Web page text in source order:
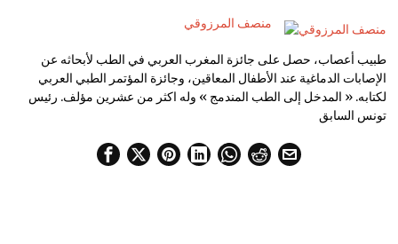
منصف المرزوقي
طبيب أعصاب، حصل على جائزة المغرب العربي في الطب لأبحاثه عن
الإصابات الدماغية عند الأطفال المعاقين، وجائزة المؤتمر الطبي العربي
لكتابه. « المدخل إلى الطب المندمج » وله اكثر من عشرين مؤلف. رئيس
تونس السابق